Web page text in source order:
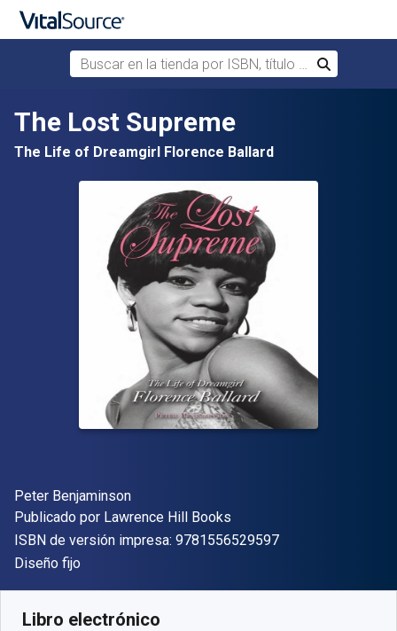
Saltar al contenido principal
Buscar en la tienda por ISBN, título o autor
Buscar
The Lost Supreme
The Life of Dreamgirl Florence Ballard
Autor(es)
Peter Benjaminson
Editor
Publicado por Lawrence Hill Books
ISBN de versión impresa: 9781556529597"ISBN-13
Formato
Diseño fijo
Libro electrónico